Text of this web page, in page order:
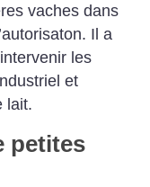
vaches dans
Il a
les
et
lait.
petites